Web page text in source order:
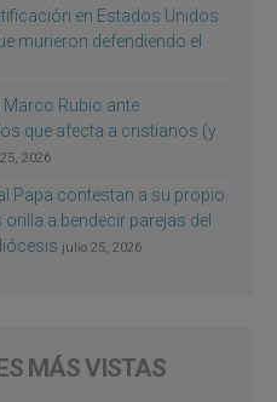
en Estados Unidos
murieron defendiendo el
Rubio ante
que afecta a cristianos (y
2026
Papa contestan a su propio
a bendecir parejas del
julio 25, 2026
MÁS VISTAS